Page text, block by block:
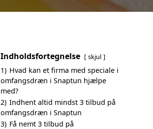
Indholdsfortegnelse skjul
1) Hvad kan et firma med speciale i
omfangsdræn i Snaptun hjælpe
med?
2) Indhent altid mindst 3 tilbud på
omfangsdræn i Snaptun
3) Få nemt 3 tilbud på